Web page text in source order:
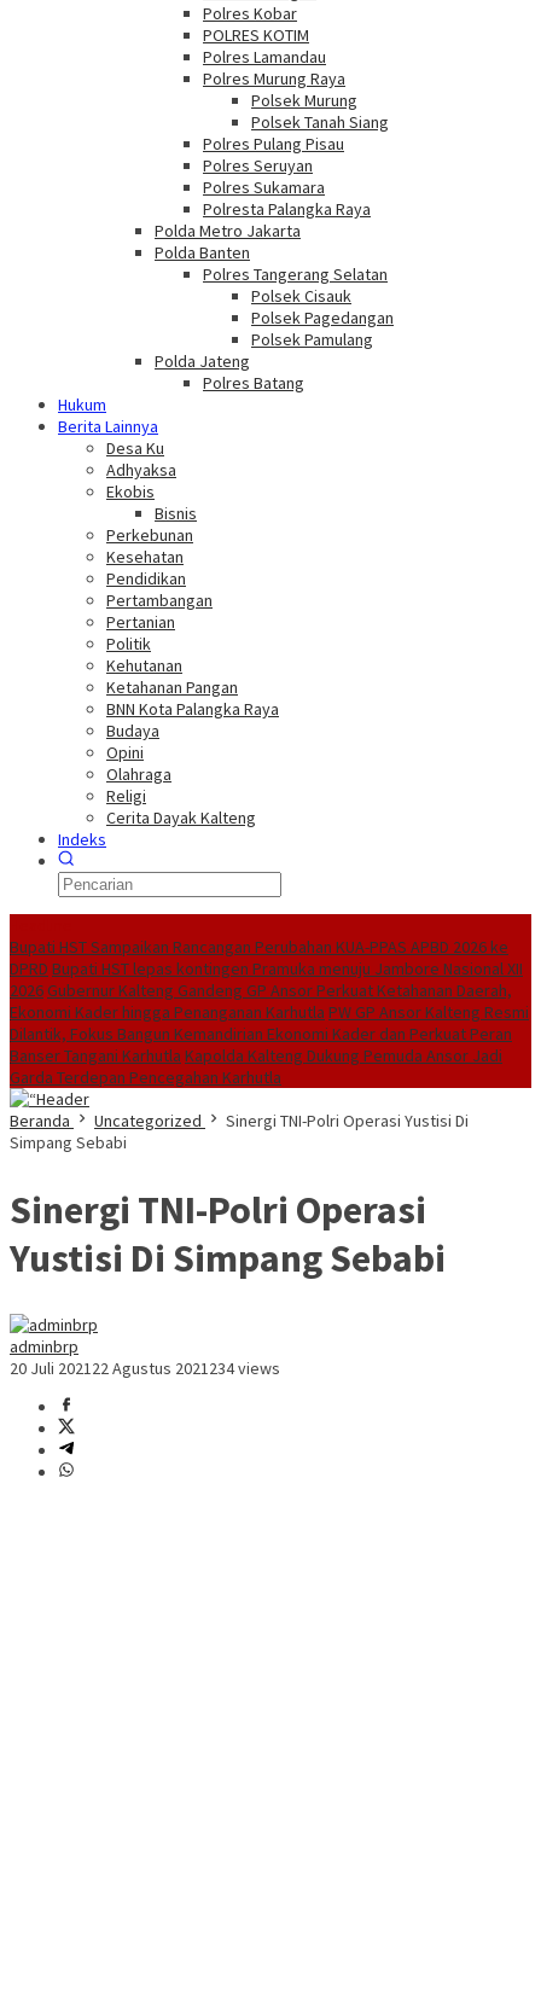
Polres Kobar
POLRES KOTIM
Polres Lamandau
Polres Murung Raya
Polsek Murung
Polsek Tanah Siang
Polres Pulang Pisau
Polres Seruyan
Polres Sukamara
Polresta Palangka Raya
Polda Metro Jakarta
Polda Banten
Polres Tangerang Selatan
Polsek Cisauk
Polsek Pagedangan
Polsek Pamulang
Polda Jateng
Polres Batang
Hukum
Berita Lainnya
Desa Ku
Adhyaksa
Ekobis
Bisnis
Perkebunan
Kesehatan
Pendidikan
Pertambangan
Pertanian
Politik
Kehutanan
Ketahanan Pangan
BNN Kota Palangka Raya
Budaya
Opini
Olahraga
Religi
Cerita Dayak Kalteng
Indeks
Bupati HST Sampaikan Rancangan Perubahan KUA-PPAS APBD 2026 ke
DPRD Bupati HST lepas kontingen Pramuka menuju Jambore Nasional XII
2026 Gubernur Kalteng Gandeng GP Ansor Perkuat Ketahanan Daerah,
Ekonomi Kader hingga Penanganan Karhutla PW GP Ansor Kalteng Resmi
Dilantik, Fokus Bangun Kemandirian Ekonomi Kader dan Perkuat Peran
Banser Tangani Karhutla Kapolda Kalteng Dukung Pemuda Ansor Jadi
Garda Terdepan Pencegahan Karhutla
Beranda
Uncategorized
Sinergi TNI-Polri Operasi Yustisi Di
Simpang Sebabi
Sinergi TNI-Polri Operasi
Yustisi Di Simpang Sebabi
adminbrp
20 Juli 202122 Agustus 2021234 views